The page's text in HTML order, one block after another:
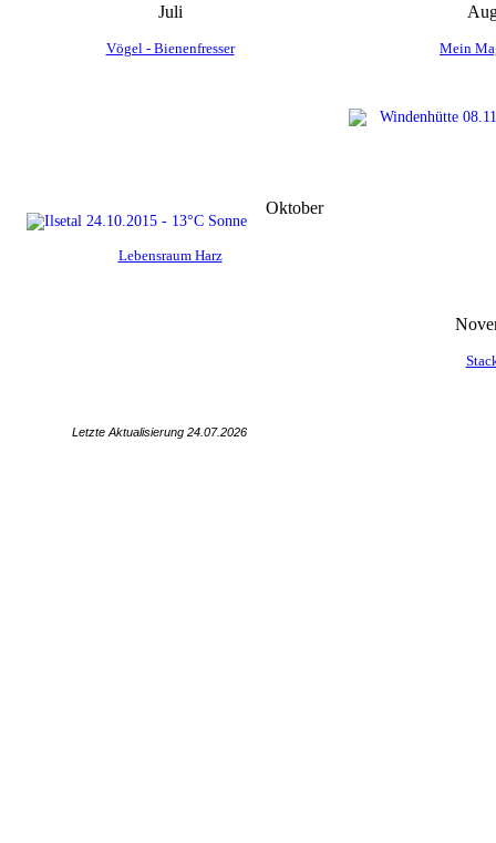
Juli
Vögel - Bienenfresser Mein
Oktober
Lebensraum Harz
Letzte Aktualisierung 24.07.2026